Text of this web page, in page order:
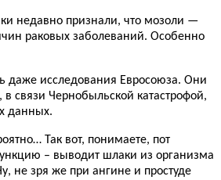
недавно признали, что мозоли —
раковых заболеваний. Особенно
даже исследования Евросоюза. Они
в связи Чернобыльской катастрофой,
данных.
Так вот, понимаете, пот
– выводит шлаки из организма
не зря же при ангине и простуде